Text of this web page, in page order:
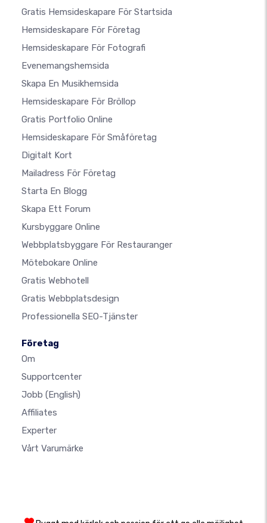
Gratis Hemsideskapare För Startsida
Hemsideskapare För Företag
Hemsideskapare För Fotografi
Evenemangshemsida
Skapa En Musikhemsida
Hemsideskapare För Bröllop
Gratis Portfolio Online
Hemsideskapare För Småföretag
Digitalt Kort
Mailadress För Företag
Starta En Blogg
Skapa Ett Forum
Kursbyggare Online
Webbplatsbyggare För Restauranger
Mötebokare Online
Gratis Webhotell
Gratis Webbplatsdesign
Professionella SEO-Tjänster
Företag
Om
Supportcenter
Jobb (English)
Affiliates
Experter
Vårt Varumärke